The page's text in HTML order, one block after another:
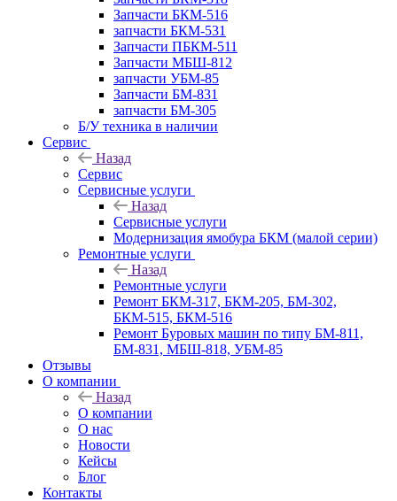
Запчасти БКМ-516
запчасти БКМ-531
Запчасти ПБКМ-511
Запчасти МБШ-812
запчасти УБМ-85
Запчасти БМ-831
запчасти БМ-305
Б/У техника в наличии
Сервис
Назад
Сервис
Сервисные услуги
Назад
Сервисные услуги
Модернизация ямобура БКМ (малой серии)
Ремонтные услуги
Назад
Ремонтные услуги
Ремонт БКМ-317, БКМ-205, БМ-302,
БКМ-515, БКМ-516
Ремонт Буровых машин по типу БМ-811,
БМ-831, МБШ-818, УБМ-85
Отзывы
О компании
Назад
О компании
О нас
Новости
Кейсы
Блог
Контакты